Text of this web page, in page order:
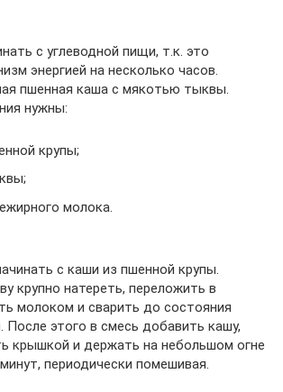
с углеводной пищи, т.к. это
энергией на несколько часов.
пшенная каша с мякотью тыквы.
нужны:
крупы;
молока.
с каши из пшенной крупы.
крупно натереть, переложить в
молоком и сварить до состояния
После этого в смесь добавить кашу,
крышкой и держать на небольшом огне
периодически помешивая.